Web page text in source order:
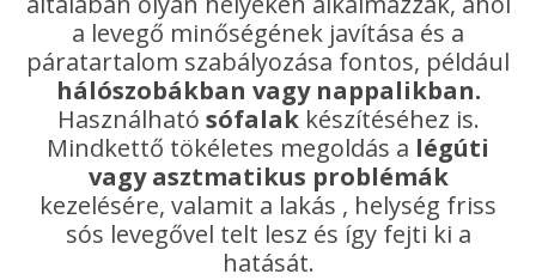
a levegő minőségének javítása és a
páratartalom szabályozása fontos, például
hálószobákban vagy nappalikban.
Használható sófalakkészítéséhez is.
Mindkettő tökéletes megoldás a légúti
vagy asztmatikus problémák
kezelésére, valamit a lakás , helység friss
sós levegővel telt lesz és így fejti ki a
hatását.